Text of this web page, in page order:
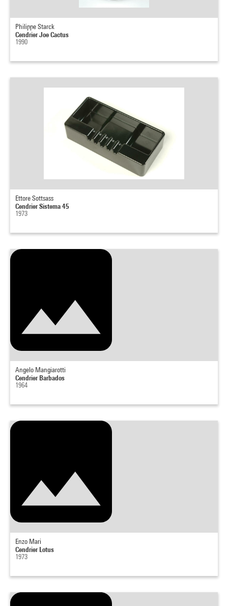
Philippe Starck
Cendrier Joe Cactus
1990
Ettore Sottsass
Cendrier Sistema 45
1973
Angelo Mangiarotti
Cendrier Barbados
1964
Enzo Mari
Cendrier Lotus
1973